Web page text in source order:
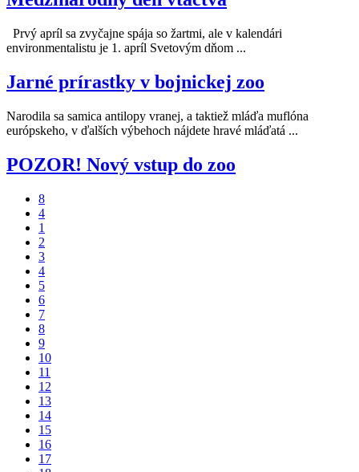
Prvý apríl sa zvyčajne spája so žartmi, ale v kalendári
environmentalistu je 1. apríl Svetovým dňom ...
Jarné prírastky v bojnickej zoo
Narodila sa samica antilopy vranej, a taktiež mláďa muflóna
európskeho, v ďalších výbehoch nájdete hravé mláďatá ...
POZOR! Nový vstup do zoo
8
4
1
2
3
4
5
6
7
8
9
10
11
12
13
14
15
16
17